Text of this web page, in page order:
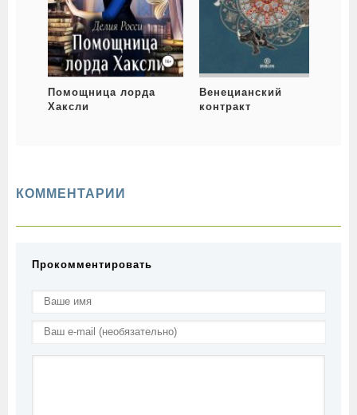
Помощница лорда
Хаксли
Венецианский
контракт
КОММЕНТАРИИ
Прокомментировать